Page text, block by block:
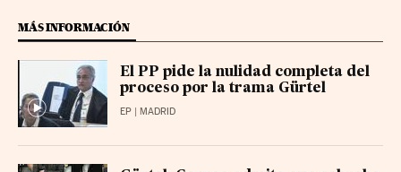
MÁS INFORMACIÓN
El PP pide la nulidad completa del
proceso por la trama Gürtel
EP | MADRID